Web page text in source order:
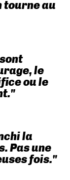
tourne au
le
ou le
la
Pas une
fois."